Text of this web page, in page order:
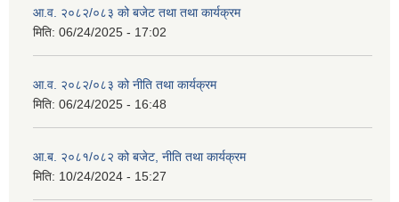
आ.व. २०८२/०८३ को बजेट तथा तथा कार्यक्रम
मिति: 06/24/2025 - 17:02
आ.व. २०८२/०८३ को नीति तथा कार्यक्रम
मिति: 06/24/2025 - 16:48
आ.ब. २०८१/०८२ को बजेट, नीति तथा कार्यक्रम
मिति: 10/24/2024 - 15:27